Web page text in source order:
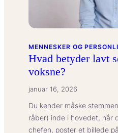
MENNESKER OG
Hvad betyder lavt
voksne?
januar 16, 2026
Du kender måske
råber) inde i hovedet, når
chefen, poster et billede